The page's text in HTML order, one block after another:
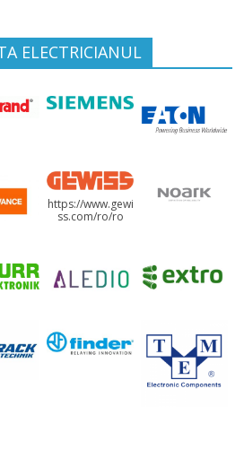
ELECTRICIANUL
https://www.gewi
ss.com/ro/ro